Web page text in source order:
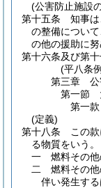
(公害防止施設
第十五条
知事
の整備につい
の他の援助に努
第十六条及び第
(平八条
第三章
第一節
第一款
(定義)
第十八条
この
る物質をいう。
一
燃料その
二
燃料その
伴い発生す